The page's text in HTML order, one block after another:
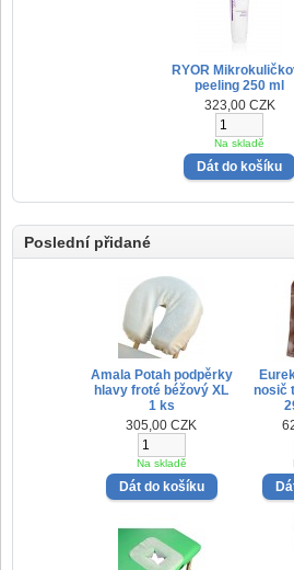
RYOR
peeling 250 ml
323,00 CZK
Na skladě
Poslední přidané
Amala Potah podpěrky
hlavy froté béžový XL
1 ks
305,00 CZK
Na skladě
nosič